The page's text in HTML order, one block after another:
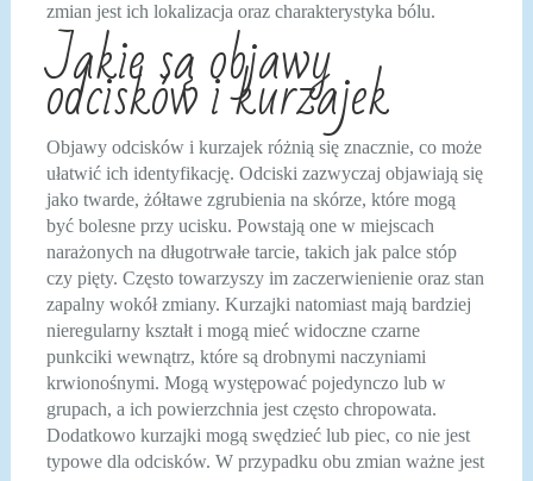
zmian jest ich lokalizacja oraz charakterystyka bólu.
Jakie są objawy
odcisków i kurzajek
Objawy odcisków i kurzajek różnią się znacznie, co może
ułatwić ich identyfikację. Odciski zazwyczaj objawiają się
jako twarde, żółtawe zgrubienia na skórze, które mogą
być bolesne przy ucisku. Powstają one w miejscach
narażonych na długotrwałe tarcie, takich jak palce stóp
czy pięty. Często towarzyszy im zaczerwienienie oraz stan
zapalny wokół zmiany. Kurzajki natomiast mają bardziej
nieregularny kształt i mogą mieć widoczne czarne
punkciki wewnątrz, które są drobnymi naczyniami
krwionośnymi. Mogą występować pojedynczo lub w
grupach, a ich powierzchnia jest często chropowata.
Dodatkowo kurzajki mogą swędzieć lub piec, co nie jest
typowe dla odcisków. W przypadku obu zmian ważne jest